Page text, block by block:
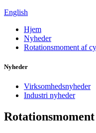
English
Hjem
Nyheder
Rotationsmoment af
Nyheder
Virksomhedsnyheder
Industri nyheder